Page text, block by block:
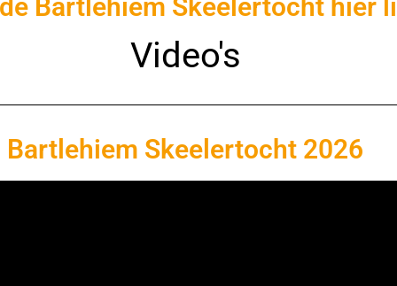
Bartlehiem Skeelertocht hier
Video's
Bartlehiem Skeelertocht 2026